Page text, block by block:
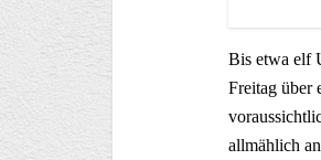
Bis etwa elf
Freitag über
allmählich